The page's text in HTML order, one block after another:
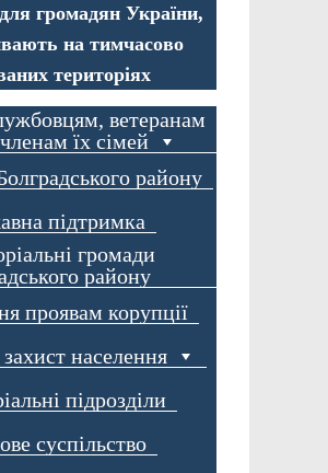
громадян України,
на тимчасово
територіях
ветеранам
їх сімей
району
підтримка
громади
району
проявам корупції
населення
підрозділи
суспільство